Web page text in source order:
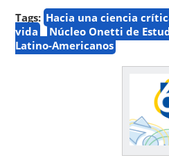
Tags: Hacia una ciencia
vida
Núcleo Onetti de
Latino-Americanos